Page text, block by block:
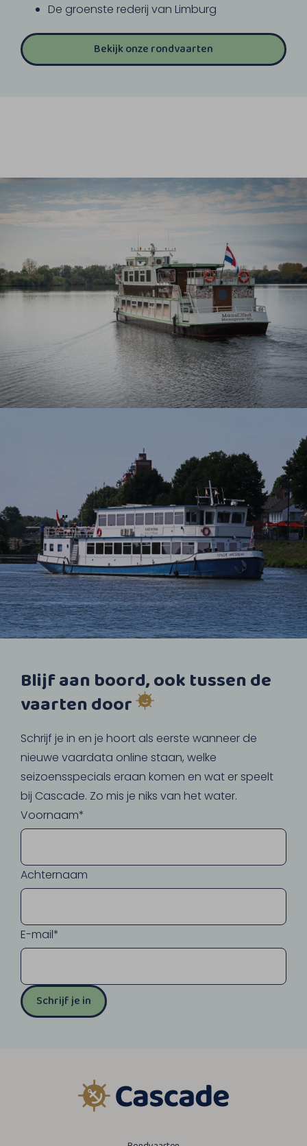
De groenste rederij van Limburg
Bekijk onze rondvaarten
Blijf aan boord, ook tussen de
vaarten door
Schrijf je in en je hoort als eerste wanneer de
nieuwe vaardata online staan, welke
seizoensspecials eraan komen en wat er speelt
bij Cascade. Zo mis je niks van het water.
Voornaam*
Achternaam
E-mail*
Schrijf je in